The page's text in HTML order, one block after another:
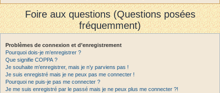
Foire aux questions (Questions posées
fréquemment)
Problèmes de connexion et d’enregistrement
Pourquoi dois-je m’enregistrer ?
Que signifie COPPA ?
Je souhaite m’enregistrer, mais je n’y parviens pas !
Je suis enregistré mais je ne peux pas me connecter !
Pourquoi ne puis-je pas me connecter ?
Je me suis enregistré par le passé mais je ne peux plus me connecter ?!